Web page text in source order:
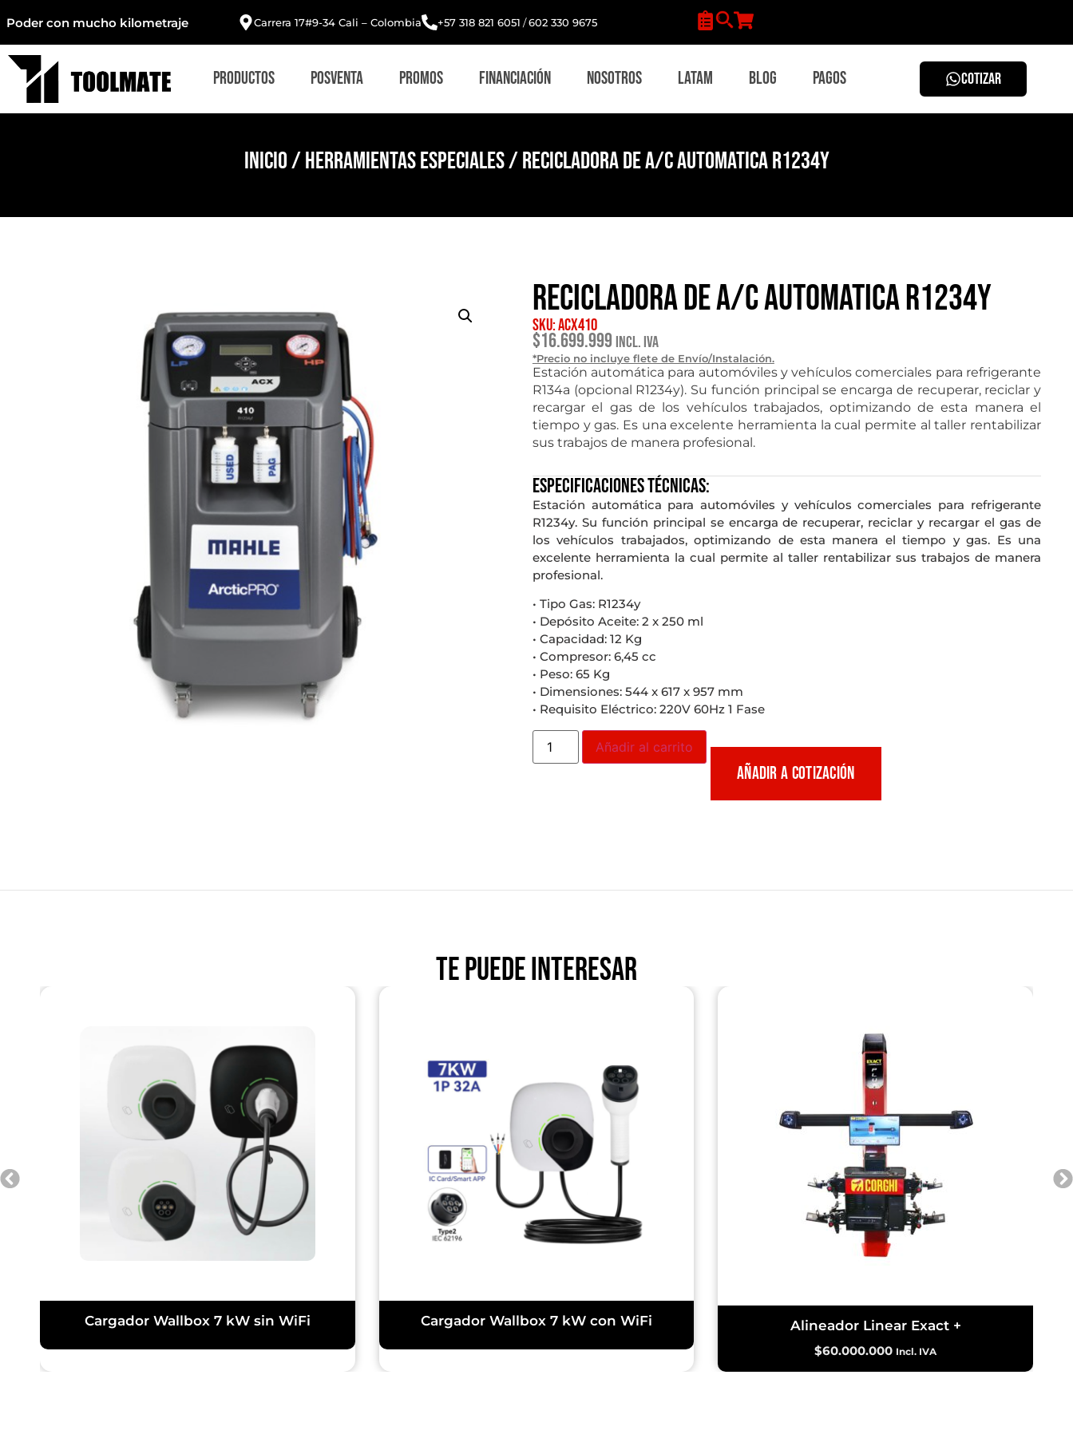
Poder con mucho kilometraje Carrera 17#9-34 Cali – Colombia +57 318 821 6051 /602 330 9675
Productos Posventa Promos Financiación Nosotros Latam Blog Pagos COTIZAR
Inicio/Herramientas Especiales/ Recicladora de A/C Automatica R1234Y
Recicladora de A/C Automatica R1234Y
SKU: ACX410
$16.699.999 Incl. IVA
*Precio no incluye flete de Envío/Instalación.
Estación automática para automóviles y vehículos comerciales para refrigerante
R134a (opcional R1234y). Su función principal se encarga de recuperar, reciclar y
recargar el gas de los vehículos trabajados, optimizando de esta manera el
tiempo y gas. Es una excelente herramienta la cual permite al taller rentabilizar
sus trabajos de manera profesional.
Especificaciones técnicas:
Estación automática para automóviles y vehículos comerciales para refrigerante
R1234y. Su función principal se encarga de recuperar, reciclar y recargar el gas de
los vehículos trabajados, optimizando de esta manera el tiempo y gas. Es una
excelente herramienta la cual permite al taller rentabilizar sus trabajos de manera
profesional.
• Tipo Gas: R1234y
• Depósito Aceite: 2 x 250 ml
• Capacidad: 12 Kg
• Compresor: 6,45 cc
• Peso: 65 Kg
• Dimensiones: 544 x 617 x 957 mm
• Requisito Eléctrico: 220V 60Hz 1 Fase
Añadir al carrito
AÑADIR A COTIZACIÓN
Te puede interesar
Cargador Wallbox 7 kW sin WiFi Cargador Wallbox 7 kW con WiFi Alineador Linear Exact +
$60.000.000 Incl. IVA